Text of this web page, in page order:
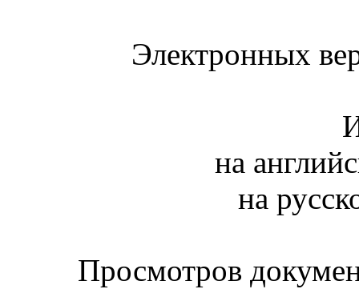
Электронных
на
на
Просмотров